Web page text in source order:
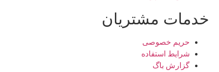
خدمات مشتریان
حریم خصوصی
شرایط استفاده
گزارش باگ